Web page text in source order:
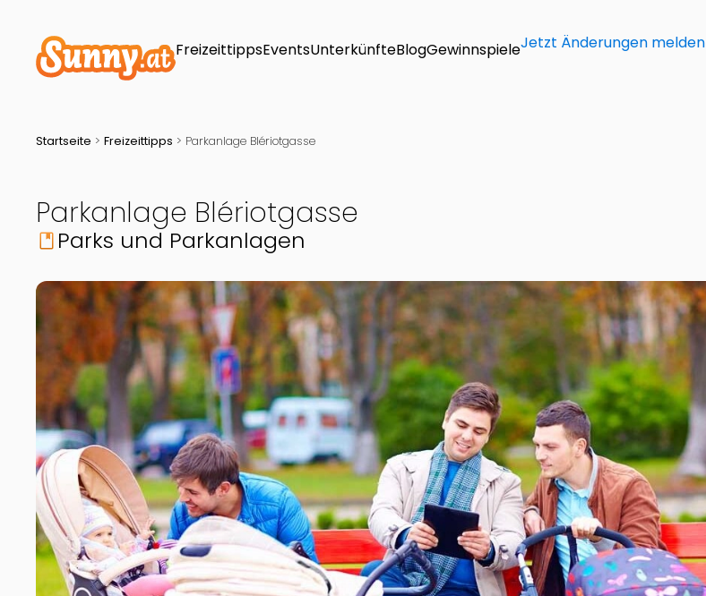
FreizeittippsEventsUnterkünfteBlogGewinnspieleJetzt Änderungen melden
Startseite > Freizeittipps > Parkanlage Blériotgasse
Parkanlage Blériotgasse
book Parks und Parkanlagen